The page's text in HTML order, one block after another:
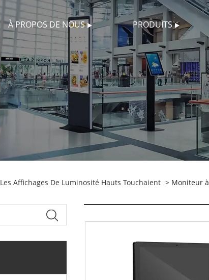
À PROPOS DE NOUS PRODUITS
Les Affichages De Luminosité Hauts Touchaient > Moniteur